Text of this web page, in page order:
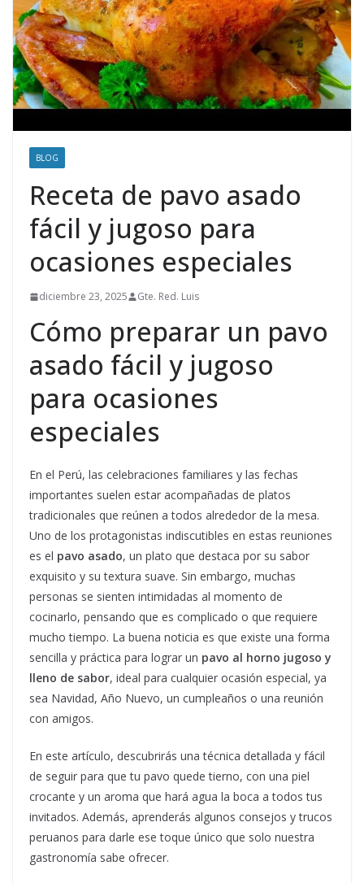
BLOG
Receta de pavo asado
fácil y jugoso para
ocasiones especiales
diciembre 23, 2025 Gte. Red. Luis
Cómo preparar un pavo
asado fácil y jugoso
para ocasiones
especiales
En el Perú, las celebraciones familiares y las fechas
importantes suelen estar acompañadas de platos
tradicionales que reúnen a todos alrededor de la mesa.
Uno de los protagonistas indiscutibles en estas reuniones
es el pavo asado, un plato que destaca por su sabor
exquisito y su textura suave. Sin embargo, muchas
personas se sienten intimidadas al momento de
cocinarlo, pensando que es complicado o que requiere
mucho tiempo. La buena noticia es que existe una forma
sencilla y práctica para lograr un pavo al horno jugoso y
lleno de sabor, ideal para cualquier ocasión especial, ya
sea Navidad, Año Nuevo, un cumpleaños o una reunión
con amigos.
En este artículo, descubrirás una técnica detallada y fácil
de seguir para que tu pavo quede tierno, con una piel
crocante y un aroma que hará agua la boca a todos tus
invitados. Además, aprenderás algunos consejos y trucos
peruanos para darle ese toque único que solo nuestra
gastronomía sabe ofrecer.